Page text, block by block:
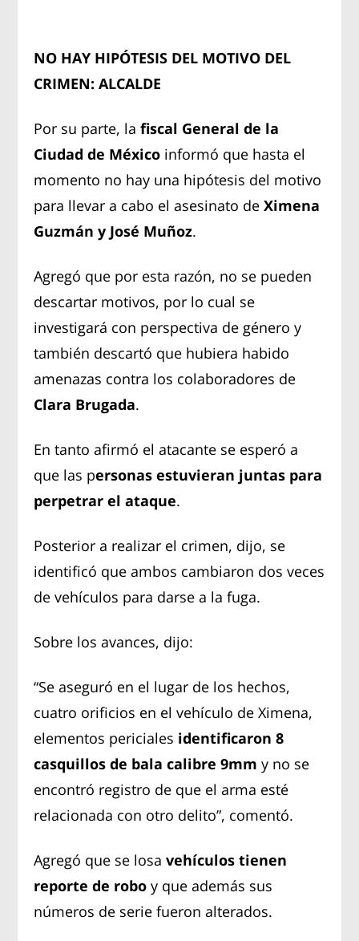
NO HAY HIPÓTESIS DEL MOTIVO DEL
CRIMEN: ALCALDE
Por su parte, la fiscal General de la
Ciudad de México informó que hasta el
momento no hay una hipótesis del motivo
para llevar a cabo el asesinato de Ximena
Guzmán y José Muñoz.
Agregó que por esta razón, no se pueden
descartar motivos, por lo cual se
investigará con perspectiva de género y
también descartó que hubiera habido
amenazas contra los colaboradores de
Clara Brugada.
En tanto afirmó el atacante se esperó a
que las personas estuvieran juntas para
perpetrar el ataque.
Posterior a realizar el crimen, dijo, se
identificó que ambos cambiaron dos veces
de vehículos para darse a la fuga.
Sobre los avances, dijo:
“Se aseguró en el lugar de los hechos,
cuatro orificios en el vehículo de Ximena,
elementos periciales identificaron 8
casquillos de bala calibre 9mmy no se
encontró registro de que el arma esté
relacionada con otro delito”, comentó.
Agregó que se losavehículos tienen
reporte de roboy que además sus
números de serie fueron alterados.